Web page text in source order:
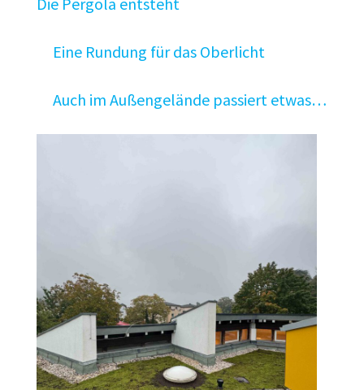
Eine Rundung für das Oberlicht
Auch im Außengelände passiert etwas…